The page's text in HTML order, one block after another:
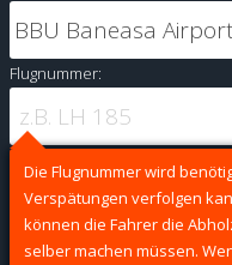
Flugnummer:
Die Flugnummer wird
Verspätungen verfolgen
können die Fahrer die
selber machen müssen.